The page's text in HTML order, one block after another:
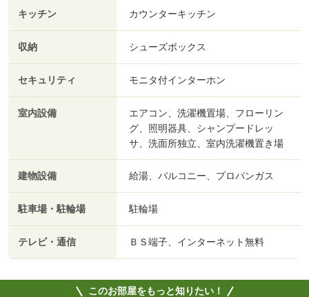
キッチン カウンターキッチン
収納 シューズボックス
セキュリティ モニタ付インターホン
室内設備
エアコン、洗濯機置場、フローリン
グ、照明器具、シャンプードレッ
サ、洗面所独立、室内洗濯機置き場
建物設備 給湯、バルコニー、プロパンガス
駐車場・駐輪場 駐輪場
テレビ・通信 ＢＳ端子、インターネット無料
このお部屋をもっと知りたい！